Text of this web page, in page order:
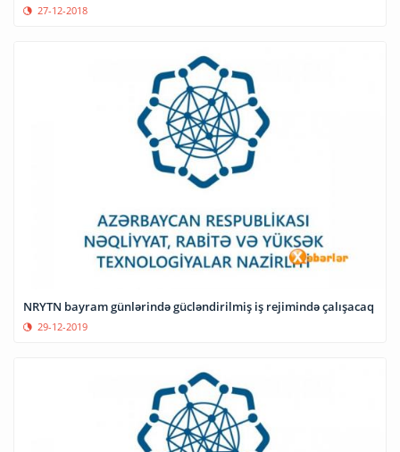
27-12-2018
NRYTN bayram günlərində gücləndirilmiş iş rejimində çalışacaq
29-12-2019